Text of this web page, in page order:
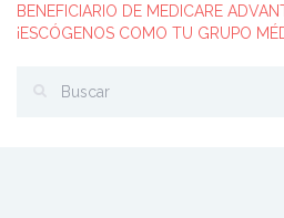
BENEFICIARIO DE MEDICARE
¡ESCÓGENOS COMO TU GRUPO